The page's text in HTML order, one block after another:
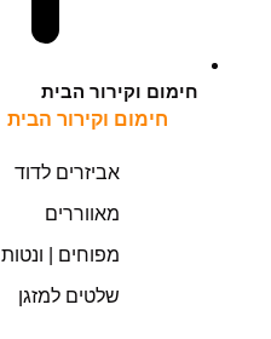
חימום וקירור הבית
חימום וקירור הבית
אביזרים לדוד
מאווררים
מפוחים | ונטות
שלטים למזגן